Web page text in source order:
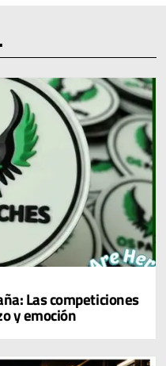
Las competiciones
y emoción